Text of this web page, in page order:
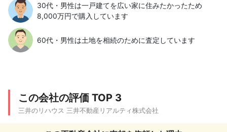
30代・男性は一戸建てを広い家に住みたかったため
8,000万円で購入しています
60代・男性は土地を相続のために査定しています
この会社の評価 TOP 3
三井のリハウス 三井不動産リアルティ株式会社